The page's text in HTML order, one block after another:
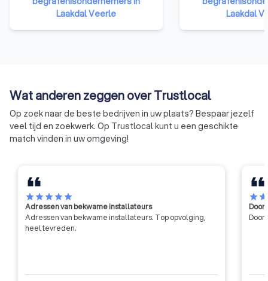
in alle Vlaamse provincies. Ook
bij de unie.
Laakdal Veerle
ondersteunen.
Laakdal
Wat anderen zeggen over Trustlocal
Op zoek naar de beste bedrijven in uw plaats? Bespaar jezelf
veel tijd en zoekwerk. Op Trustlocal kunt u een geschikte
match vinden in uw omgeving!
starstarstarstarstar
Adressen van bekwame installateurs
Adressen van bekwame installateurs. Top opvolging,
heel tevreden.
starstar
Door
Door